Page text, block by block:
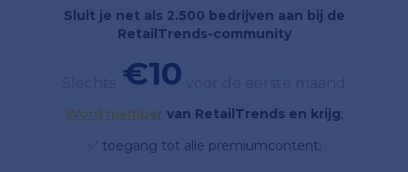
Sluit je net als 2.500 bedrijven aan bij de
RetailTrends-community
€10
Word member van RetailTrends en krijg;
✅ toegang tot alle premiumcontent;